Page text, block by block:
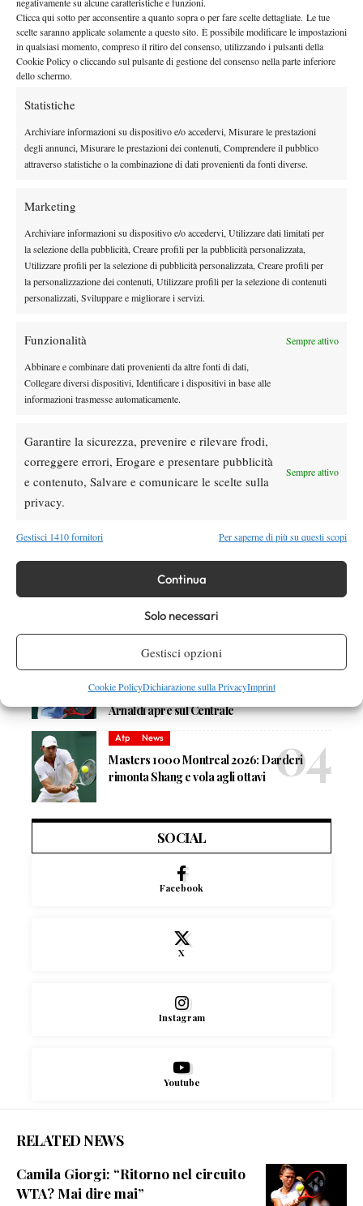
Clicca qui sotto per acconsentire a quanto sopra o per fare scelte dettagliate. Le tue
scelte saranno applicate solamente a questo sito. È possibile modificare le impostazioni
in qualsiasi momento, compreso il ritiro del consenso, utilizzando i pulsanti della
Cookie Policy o cliccando sul pulsante di gestione del consenso nella parte inferiore
dello schermo.
Statistiche
Archiviare informazioni su dispositivo e/o accedervi, Misurare le prestazioni
degli annunci, Misurare le prestazioni dei contenuti, Comprendere il pubblico
attraverso statistiche o la combinazione di dati provenienti da fonti diverse.
Marketing
Archiviare informazioni su dispositivo e/o accedervi, Utilizzare dati limitati per
la selezione della pubblicità, Creare profili per la pubblicità personalizzata,
Utilizzare profili per la selezione di pubblicità personalizzata, Creare profili per
la personalizzazione dei contenuti, Utilizzare profili per la selezione di contenuti
personalizzati, Sviluppare e migliorare i servizi.
Funzionalità Sempre attivo
Abbinare e combinare dati provenienti da altre fonti di dati,
Collegare diversi dispositivi, Identificare i dispositivi in base alle
informazioni trasmesse automaticamente.
Garantire la sicurezza, prevenire e rilevare frodi,
correggere errori, Erogare e presentare pubblicità
e contenuto, Salvare e comunicare le scelte sulla
privacy.
Sempre attivo
Gestisci 1410 fornitori Per saperne di più su questi scopi
Continua
Solo necessari
Gestisci opzioni
Cookie PolicyDichiarazione sulla PrivacyImprint
E, nonostante il britannico si faccia vedere con qualche buon
punto con il diritto,l’azzurro appare inscalfibile. Alla seconda
palla break nel quinto game l’altoatesino aumenta ulteriormente
il distacco, strappando nuovamente la battuta all’avversario. Da lì
più di mezz’ora.
Il secondo set si apre in maniera più equilibrata. Sinner conquista
il break al quinto, maNorrie questa volta ribatte con la stessa
monetae torna nuovamente in gioco. Poche sorprese nel game
a condizionare il gioco. Sul 5-5, in un game cruciale per il
match, Norrie cade e subisce il break.Jannik a quel punto sale
in cattedra, non sbaglia echiude sul 7-5 finale al primom
match point.
TAGGED:Primo Piano
DI TENDENZA
News
rimonta folle su de Minaur
difenderà la finale del 2025
News
orario e ordine di gioco venerdì 7 agosto.
Arnaldi apre sul Centrale
Atp News
Masters 1000 Montreal 2026: Darderi
rimonta Shang e vola agli ottavi
SOCIAL
Facebook
X
Instagram
Youtube
RELATED NEWS
Camila Giorgi: “Ritorno nel circuito
WTA? Mai dire mai”